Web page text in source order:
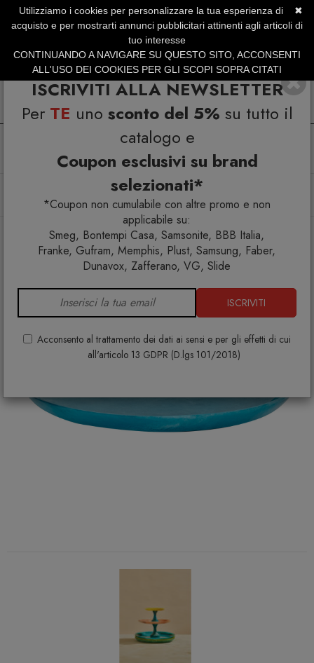
ISCRIVITI ALLA NEWSLETTER
Per TE uno sconto del 5% su tutto il
catalogo e
Coupon esclusivi su brand
selezionati*
*Coupon non cumulabile con altre promo e non
applicabile su:
Smeg, Bontempi Casa, Samsonite, BBB Italia,
Franke, Gufram, Memphis, Plust, Samsung, Faber,
Dunavox, Zafferano, VG, Slide
ISCRIVITI
Acconsento al trattamento dei dati ai sensi e per gli effetti di cui
all'articolo 13 GDPR (D.lgs 101/2018)
SERVIZIO CLIENTI +39.0773.470.562
SUMMER SALES | Fino al 31 Agosto
Home Tavola
Sottopiatti
Candy Sottopiatto in resina Blu Bitossi Home
✖
Utilizziamo i cookies per personalizzare la tua esperienza di
acquisto e per mostrarti annunci pubblicitari attinenti agli articoli di
tuo interesse
CONTINUANDO A NAVIGARE SU QUESTO SITO, ACCONSENTI
ALL'USO DEI COOKIES PER GLI SCOPI SOPRA CITATI